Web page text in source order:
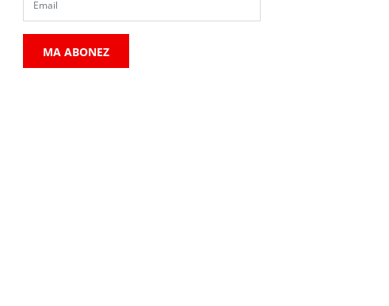
MA ABONEZ